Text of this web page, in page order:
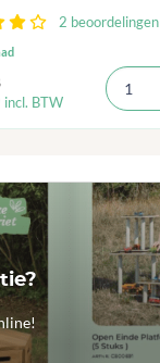
2 beoordelingen
incl. BTW